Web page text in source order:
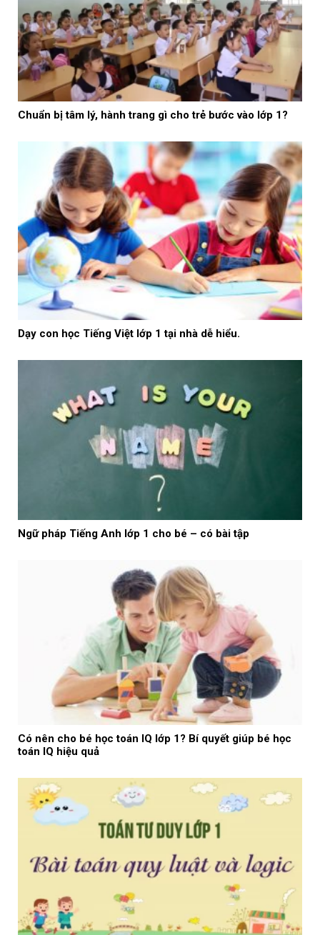
Chuẩn bị tâm lý, hành trang gì cho trẻ bước vào lớp 1?
Dạy con học Tiếng Việt lớp 1 tại nhà dễ hiểu.
Ngữ pháp Tiếng Anh lớp 1 cho bé – có bài tập
Có nên cho bé học toán IQ lớp 1? Bí quyết giúp bé học
toán IQ hiệu quả